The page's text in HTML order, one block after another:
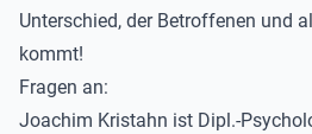
Unterschied, der Betroffenen und
kommt!
Fragen an:
Joachim Kristahn ist Dipl.-